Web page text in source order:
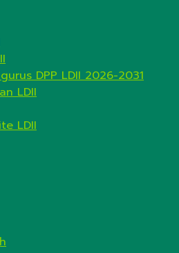
DPP LDII 2026-2031
LDII
LDII